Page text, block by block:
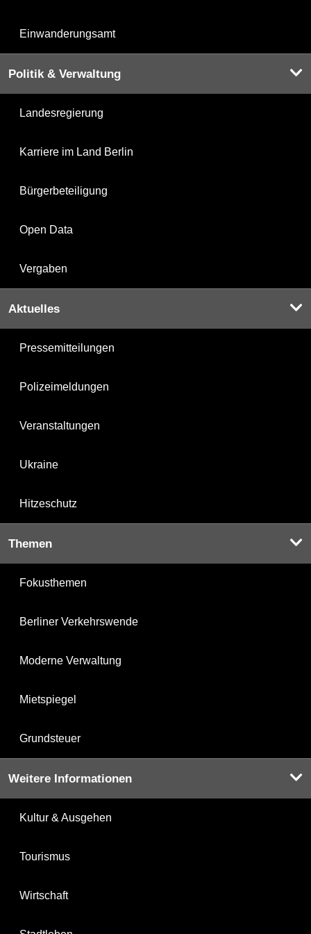
Einwanderungsamt
Politik & Verwaltung
Landesregierung
Karriere im Land Berlin
Bürgerbeteiligung
Open Data
Vergaben
Aktuelles
Pressemitteilungen
Polizeimeldungen
Veranstaltungen
Ukraine
Hitzeschutz
Themen
Fokusthemen
Berliner Verkehrswende
Moderne Verwaltung
Mietspiegel
Grundsteuer
Weitere Informationen
Kultur & Ausgehen
Tourismus
Wirtschaft